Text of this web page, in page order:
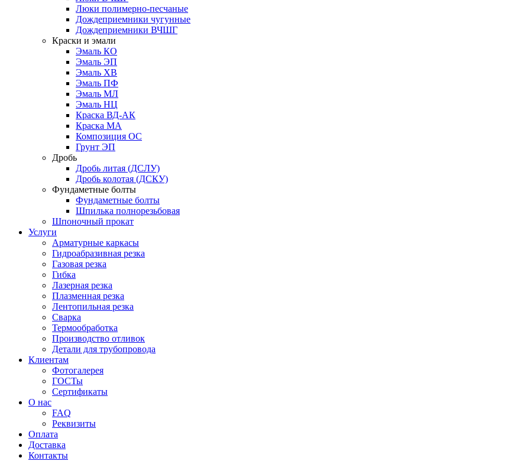
Люки полимерно-песчаные
Дождеприемники чугунные
Дождеприемники ВЧШГ
Краски и эмали
Эмаль КО
Эмаль ЭП
Эмаль ХВ
Эмаль ПФ
Эмаль МЛ
Эмаль НЦ
Краска ВД-АК
Краска МА
Композиция ОС
Грунт ЭП
Дробь
Дробь литая (ДСЛУ)
Дробь колотая (ДСКУ)
Фундаметные болты
Фундаметные болты
Шпилька полнорезьбовая
Шпоночный прокат
Услуги
Арматурные каркасы
Гидроабразивная резка
Газовая резка
Гибка
Лазерная резка
Плазменная резка
Лентопильная резка
Сварка
Термообработка
Производство отливок
Детали для трубопровода
Клиентам
Фотогалерея
ГОСТы
Сертификаты
О нас
FAQ
Реквизиты
Оплата
Доставка
Контакты